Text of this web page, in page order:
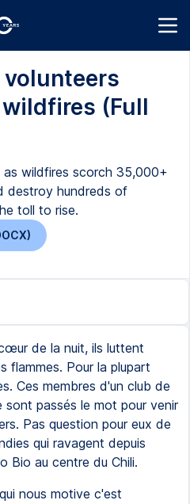
volunteers
(Full
wildfires scorch 35,000+
destroy hundreds of
toll to rise.
de la nuit, ils luttent
flammes. Pour la plupart
Ces membres d'un club de
passés le mot pour venir
Pas question pour eux de
qui ravagent depuis
Bio au centre du Chili.
nous motive c'est